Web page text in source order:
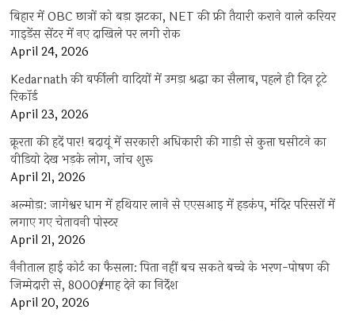
बिहार में OBC छात्रों को बड़ा झटका, NET की फ्री तैयारी कराने वाले करियर
गाइडेंस सेंटर में नए दाखिले पर लगी रोक
April 24, 2026
Kedarnath की बर्फीली वादियों में उमड़ा श्रद्धा का सैलाब, पहले ही दिन टूटे
रिकॉर्ड
April 23, 2026
क्रूरता की हदें पार! बदायूं में सरकारी अधिकारी की गाड़ी से कुत्ता घसीटने का
वीडियो देख भड़के लोग, जांच शुरू
April 21, 2026
अल्मोड़ा: जागेश्वर धाम में हथियार लाने से एएसआइ में हड़कंप, मंदिर परिसरों में
लगाए गए चेतावनी पोस्टर
April 21, 2026
नैनीताल हाई कोर्ट का फैसला: पिता नहीं बच सकते बच्चे के भरण-पोषण की
जिम्मेदारी से, 8000₹/माह देने का निर्देश
April 20, 2026